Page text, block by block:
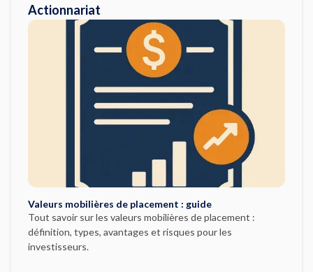
Actionnariat
Valeurs mobilières de placement : guide
Tout savoir sur les valeurs mobilières de placement :
définition, types, avantages et risques pour les
investisseurs.